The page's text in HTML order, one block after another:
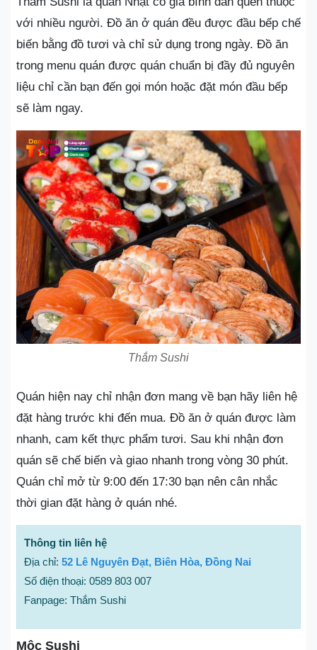
với nhiều người. Đồ ăn ở quán đều được đầu bếp chế
biến bằng đồ tươi và chỉ sử dụng trong ngày. Đồ ăn
trong menu quán được quán chuẩn bị đầy đủ nguyên
liệu chỉ cần bạn đến gọi món hoặc đặt món đầu bếp
sẽ làm ngay.
Thắm Sushi
Quán hiện nay chỉ nhận đơn mang về bạn hãy liên hệ
đặt hàng trước khi đến mua. Đồ ăn ở quán được làm
nhanh, cam kết thực phẩm tươi. Sau khi nhận đơn
quán sẽ chế biến và giao nhanh trong vòng 30 phút.
Quán chỉ mở từ 9:00 đến 17:30 bạn nên cân nhắc
thời gian đặt hàng ở quán nhé.
Thông tin liên hệ
Địa chỉ: 52 Lê Nguyên Đạt, Biên Hòa, Đồng Nai
Số điện thoại: 0589 803 007
Fanpage: Thắm Sushi
Mộc Sushi